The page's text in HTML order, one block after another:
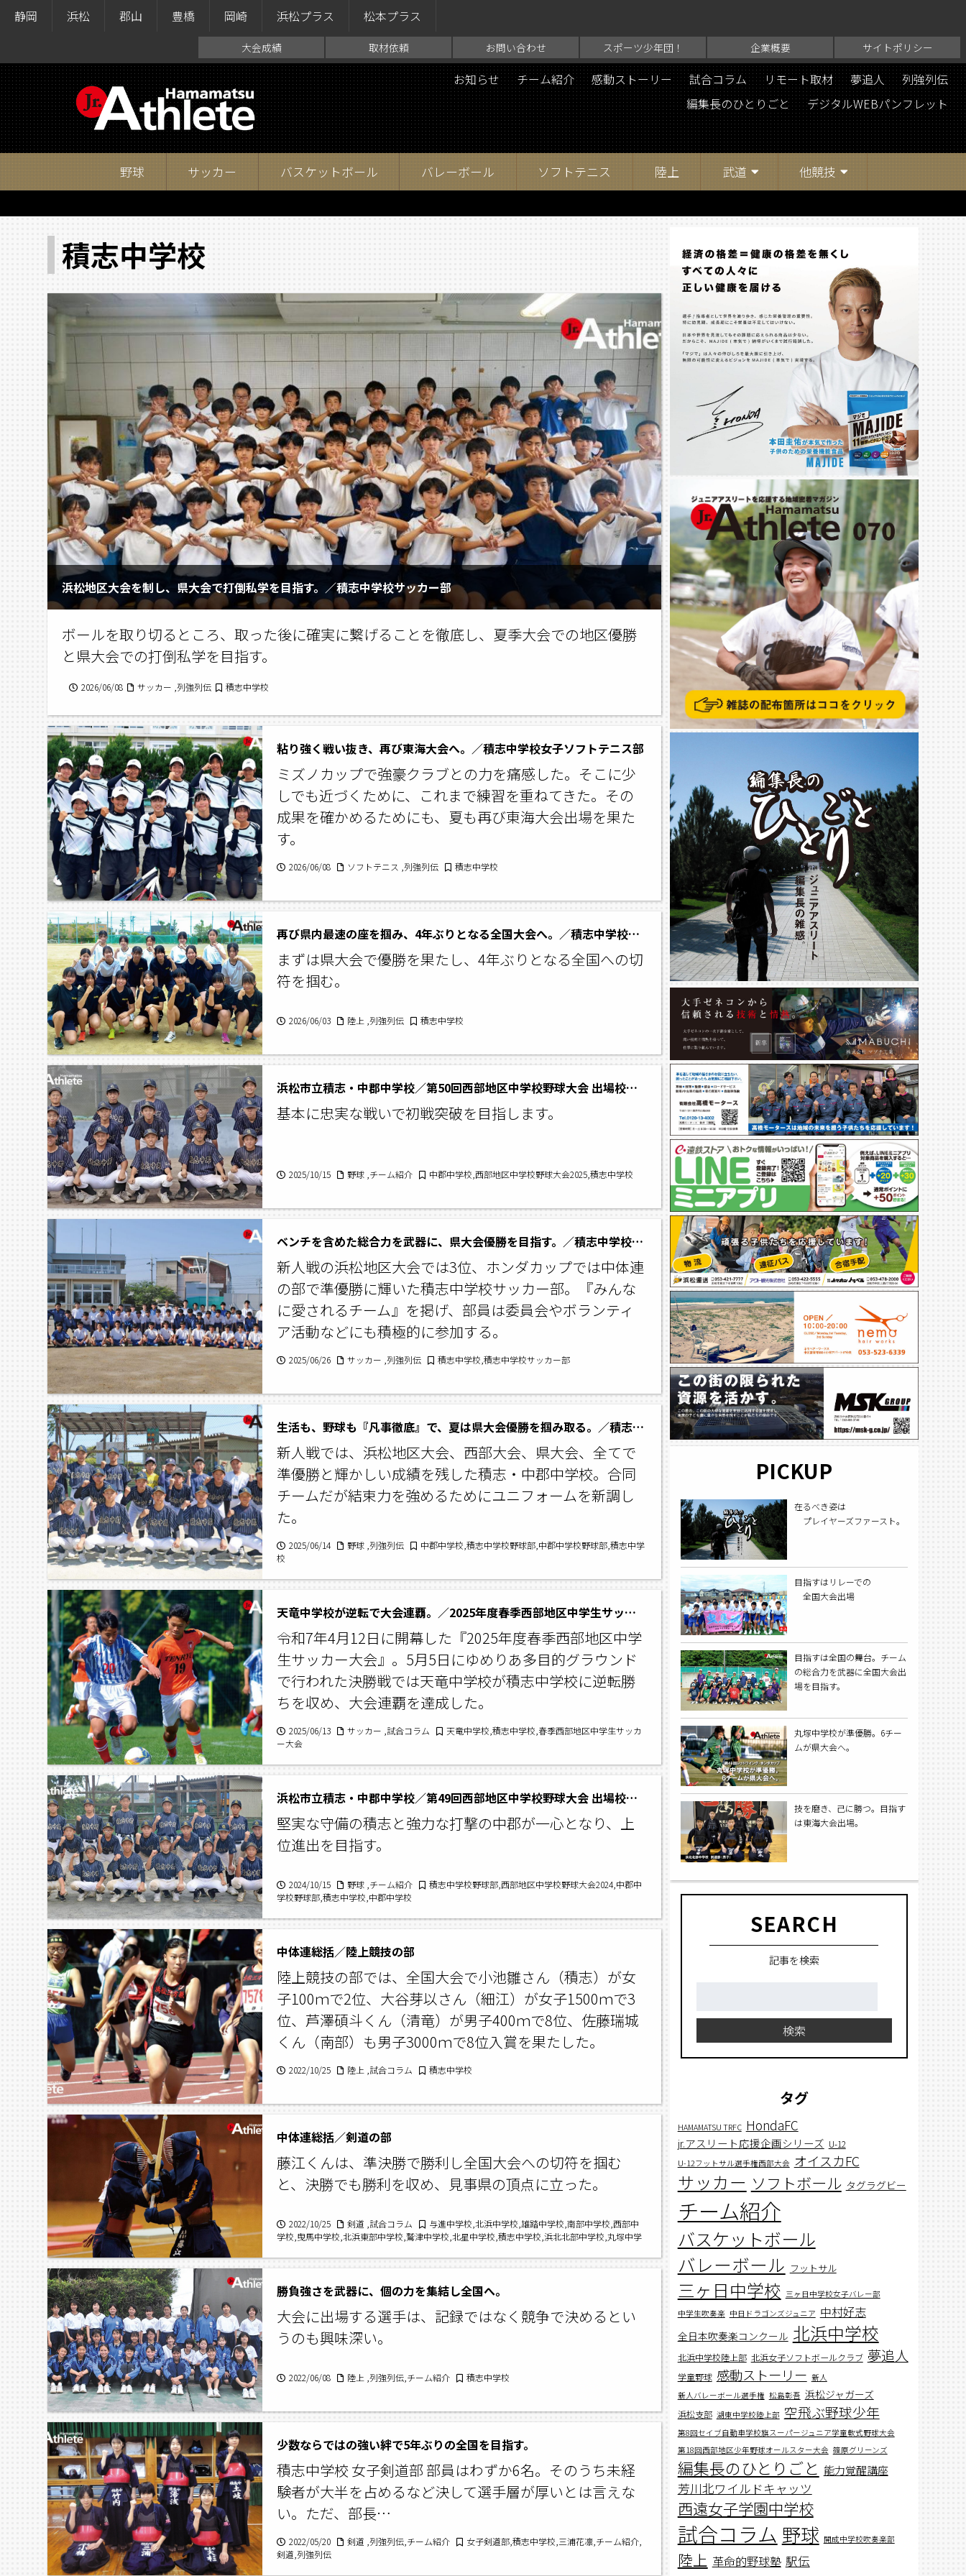
静岡 浜松 郡山 豊橋 岡崎 浜松プラス 松本プラス
大会成績 取材依頼 お問い合わせ スポーツ少年団！ 企業概要 サイトポリシー
お知らせ チーム紹介 感動ストーリー 試合コラム リモート取材 夢追人
列強列伝
編集長のひとりごと
デジタルWEBパンフレット
野球 サッカー バスケットボール バレーボール ソフトテニス 陸上 武道 他競技
積志中学校
浜松地区大会を制し、県大会で打倒私学を目指す。／積志中学校サッカー部
ボールを取り切るところ、取った後に確実に繋げることを徹底し、夏季大会での地区優勝
と県大会での打倒私学を目指す。
2026/06/08 サッカー ,列強列伝 積志中学校
粘り強く戦い抜き、再び東海大会へ。／積志中学校女子ソフトテニス部
ミズノカップで強豪クラブとの力を痛感した。そこに少
しでも近づくために、これまで練習を重ねてきた。その
成果を確かめるためにも、夏も再び東海大会出場を果た
す。
2026/06/08 ソフトテニス ,列強列伝 積志中学校
再び県内最速の座を掴み、4年ぶりとなる全国大会へ。／積志中学校陸上競技部女子
まずは県大会で優勝を果たし、4年ぶりとなる全国への切
符を掴む。
2026/06/03 陸上 ,列強列伝 積志中学校
浜松市立積志・中郡中学校／第50回西部地区中学校野球大会 出場校紹介
基本に忠実な戦いで初戦突破を目指します。
2025/10/15 野球 ,チーム紹介 中郡中学校,西部地区中学校野球大会2025,積志中学校
ベンチを含めた総合力を武器に、県大会優勝を目指す。／積志中学校サッカー部
新人戦の浜松地区大会では3位、ホンダカップでは中体連
の部で準優勝に輝いた積志中学校サッカー部。『みんな
に愛されるチーム』を掲げ、部員は委員会やボランティ
ア活動などにも積極的に参加する。
2025/06/26 サッカー ,列強列伝 積志中学校,積志中学校サッカー部
生活も、野球も『凡事徹底』で、夏は県大会優勝を掴み取る。／積志・中郡中学校野球部
新人戦では、浜松地区大会、西部大会、県大会、全てで
準優勝と輝かしい成績を残した積志・中郡中学校。合同
チームだが結束力を強めるためにユニフォームを新調し
た。
2025/06/14 野球 ,列強列伝
中郡中学校,積志中学校野球部,中郡中学校野球部,積志中学
校
天竜中学校が逆転で大会連覇。／2025年度春季西部地区中学生サッカー大会
令和7年4月12日に開幕した『2025年度春季西部地区中学
生サッカー大会』。5月5日にゆめりあ多目的グラウンド
で行われた決勝戦では天竜中学校が積志中学校に逆転勝
ちを収め、大会連覇を達成した。
2025/06/13 サッカー ,試合コラム
天竜中学校,積志中学校,春季西部地区中学生サッカ
ー大会
浜松市立積志・中郡中学校／第49回西部地区中学校野球大会 出場校紹介
堅実な守備の積志と強力な打撃の中郡が一心となり、上
位進出を目指す。
2024/10/15 野球 ,チーム紹介
積志中学校野球部,西部地区中学校野球大会2024,中郡中
学校野球部,積志中学校,中郡中学校
中体連総括／陸上競技の部
陸上競技の部では、全国大会で小池雛さん（積志）が女
子100ｍで2位、大谷芽以さん（細江）が女子1500ｍで3
位、芦澤碩斗くん（清竜）が男子400ｍで8位、佐藤瑞城
くん（南部）も男子3000ｍで8位入賞を果たした。
2022/10/25 陸上 ,試合コラム 積志中学校
中体連総括／剣道の部
藤江くんは、準決勝で勝利し全国大会への切符を掴む
と、決勝でも勝利を収め、見事県の頂点に立った。
2022/10/25 剣道 ,試合コラム
与進中学校,北浜中学校,雄踏中学校,南部中学校,西部中
学校,曳馬中学校,北浜東部中学校,鷲津中学校,北星中学校,積志中学校,浜北北部中学校,丸塚中学
勝負強さを武器に、個の力を集結し全国へ。
大会に出場する選手は、記録ではなく競争で決めるとい
うのも興味深い。
2022/06/08 陸上 ,列強列伝,チーム紹介 積志中学校
少数ならではの強い絆で5年ぶりの全国を目指す。
積志中学校 女子剣道部 部員はわずか6名。そのうち未経
験者が大半を占めるなど決して選手層が厚いとは言えな
い。ただ、部長…
2022/05/20 剣道 ,列強列伝,チーム紹介
女子剣道部,積志中学校,三浦花凛,チーム紹介,
剣道,列強列伝
PICKUP
在るべき姿は
プレイヤーズファースト。
目指すはリレーでの
全国大会出場
目指すは全国の舞台。チーム
の総合力を武器に全国大会出
場を目指す。
丸塚中学校が準優勝。6チー
ムが県大会へ。
技を磨き、己に勝つ。目指す
は東海大会出場。
SEARCH
記事を検索
検索
タグ
HAMAMATSU TRFC HondaFC
jr.アスリート応援企画シリーズ U-12
U-12フットサル選手権西部大会 オイスカFC
サッカー ソフトボール タグラグビー
チーム紹介
バスケットボール
バレーボール フットサル
三ヶ日中学校 三ヶ日中学校女子バレー部
中学生吹奏楽 中日ドラゴンズジュニア 中村好志
全日本吹奏楽コンクール 北浜中学校
北浜中学校陸上部 北浜女子ソフトボールクラブ 夢追人
学童野球 感動ストーリー 新人
新人バレーボール選手権 松島彰吾 浜松ジャガーズ
浜松支部 湖東中学校陸上部 空飛ぶ野球少年
第8回セイブ自動車学校旗スーパージュニア学童軟式野球大会
第18回西部地区少年野球オールスター大会 篠原グリーンズ
編集長のひとりごと 能力覚醒講座
芳川北ワイルドキャッツ
西遠女子学園中学校
試合コラム 野球 開成中学校吹奏楽部
陸上 革命的野球塾 駅伝